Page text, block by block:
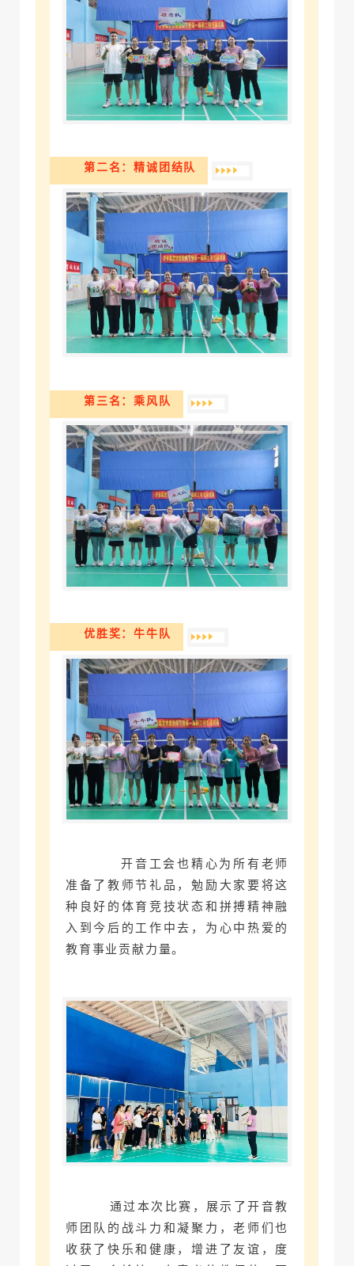
第二名：精诚团结队
第三名：乘风队
优胜奖：牛牛队
开音工会也精心为所有老师
准备了教师节礼品，勉励大家要将这
种良好的体育竞技状态和拼搏精神融
入到今后的工作中去，为心中热爱的
教育事业贡献力量。
通过本次比赛，展示了开音教
师团队的战斗力和凝聚力，老师们也
收获了快乐和健康，增进了友谊，度